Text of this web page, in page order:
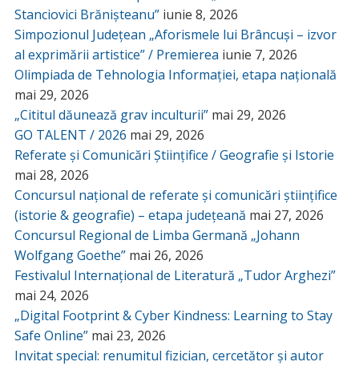
Stanciovici Brănișteanu” iunie 8, 2026
Simpozionul Județean „Aforismele lui Brâncuși – izvor
al exprimării artistice” / Premierea iunie 7, 2026
Olimpiada de Tehnologia Informației, etapa națională
mai 29, 2026
„Cititul dăunează grav inculturii” mai 29, 2026
GO TALENT / 2026 mai 29, 2026
Referate și Comunicări Științifice / Geografie și Istorie
mai 28, 2026
Concursul național de referate și comunicări științifice
(istorie & geografie) – etapa județeană mai 27, 2026
Concursul Regional de Limba Germană „Johann
Wolfgang Goethe” mai 26, 2026
Festivalul Internațional de Literatură „Tudor Arghezi”
mai 24, 2026
„Digital Footprint & Cyber Kindness: Learning to Stay
Safe Online” mai 23, 2026
Invitat special: renumitul fizician, cercetător și autor